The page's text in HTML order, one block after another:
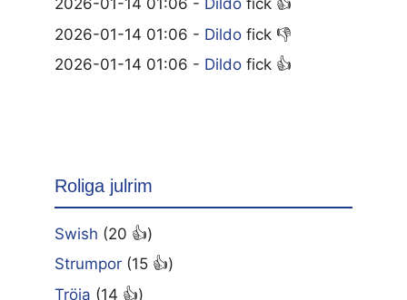
2026-01-14 01:06 - Dildo fick 👍
2026-01-14 01:06 - Dildo fick 👎
2026-01-14 01:06 - Dildo fick 👍
Roliga julrim
Swish (20 👍)
Strumpor (15 👍)
Tröja (14 👍)